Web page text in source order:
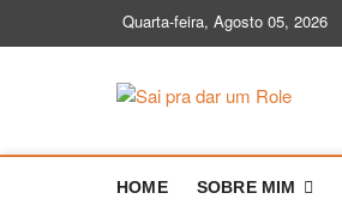
Quarta-feira, Agosto 05, 2026
HOME SOBRE MIM